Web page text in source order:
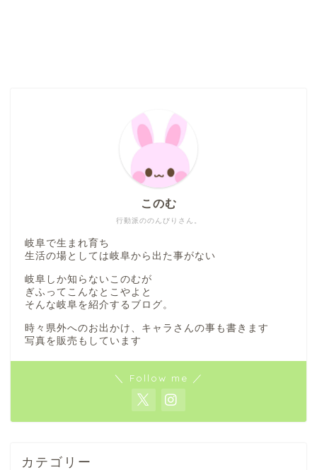
行動派ののんびりさん。
このむ
岐阜で生まれ育ち
生活の場としては岐阜から出た事がない
岐阜しか知らないこのむが
ぎふってこんなとこやよと
そんな岐阜を紹介するブログ。
時々県外へのお出かけ、キャラさんの事も書きます
写真を販売もしています
＼ Follow me ／
カテゴリー